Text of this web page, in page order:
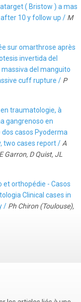
( Bristow ) a mas
10 y follow up / M
sur omarthrose après
invertida del
del manguito
cuff rupture / P
traumatologie, à
gangrenoso en
casos Pyoderma
two cases report / A
Garron, D Quist, JL
et orthopédie - Casos
Clinical cases in
/ Ph Chiron (Toulouse),